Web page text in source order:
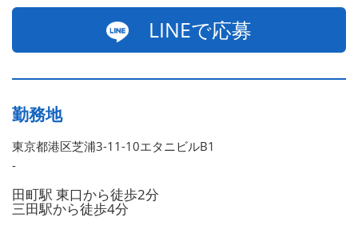
LINEで応募
勤務地
東京都港区芝浦3-11-10エタニビルB1
-
田町駅 東口から徒歩2分
三田駅から徒歩4分